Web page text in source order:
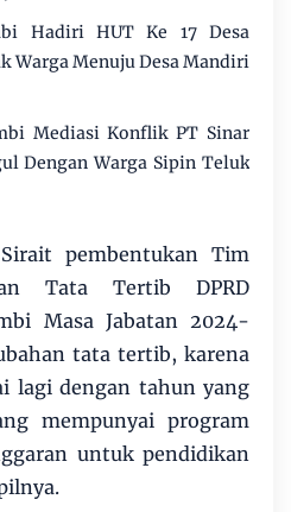
Hadiri HUT Ke 17 Desa
Warga Menuju Desa Mandiri
Mediasi Konflik PT Sinar
Dengan Warga Sipin Teluk
pembentukan Tim
Tata Tertib DPRD
Masa Jabatan 2024-
tata tertib, karena
lagi dengan tahun yang
mempunyai program
untuk pendidikan